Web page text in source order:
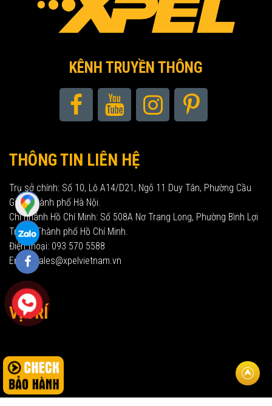
KÊNH TRUYỀN THÔNG
THÔNG TIN LIÊN HỆ
Trụ sở chính: Số 10, Lô A14/D21, Ngõ 11 Duy Tân, Phường Cầu
Giấy, Thành phố Hà Nội.
Chi nhánh Hồ Chí Minh: Số 508A Nơ Trang Long, Phường Bình Lợi
Trung, Thành phố Hồ Chí Minh.
Điện thoại: 093 570 5588
Email: sales@xpelvietnam.vn
VỊ TRÍ
Về đầu